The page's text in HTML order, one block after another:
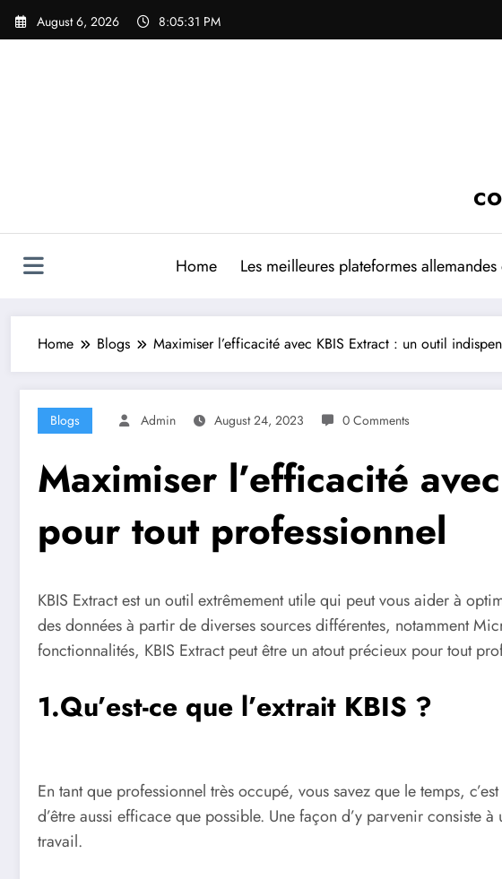
Skip
August 6, 2026 8:05:32 PM
Home Les meilleures plateformes
Home Blogs Maximiser l’efficacité avec KBIS Extract : un outil
Blogs Admin August 24, 2023 0 Comments
Maximiser l’efficacité
pour tout professionnel
KBIS Extract est un outil extrêmement utile qui peut vous aider à
des données à partir de diverses sources différentes, notamment
fonctionnalités, KBIS Extract peut être un atout précieux pour tout
1.Qu’est-ce que l’extrait KBIS ?
En tant que professionnel très occupé, vous savez que le temps,
d’être aussi efficace que possible. Une façon d’y parvenir
travail.